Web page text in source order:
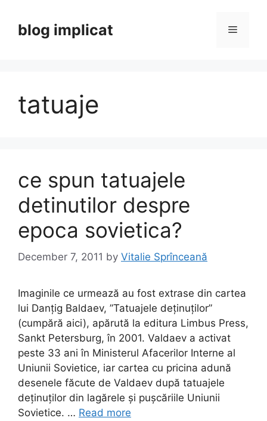
contentblog implicat Menu
tatuaje
ce spun tatuajele
detinutilor despre
epoca sovietica?
December 7, 2011 by Vitalie Sprînceană
Imaginile ce urmează au fost extrase din cartea
lui Danțig Baldaev, ”Tatuajele deținuților”
(cumpără aici), apărută la editura Limbus Press,
Sankt Petersburg, în 2001. Valdaev a activat
peste 33 ani în Ministerul Afacerilor Interne al
Uniunii Sovietice, iar cartea cu pricina adună
desenele făcute de Valdaev după tatuajele
deținuților din lagărele și pușcăriile Uniunii
Sovietice. … Read more